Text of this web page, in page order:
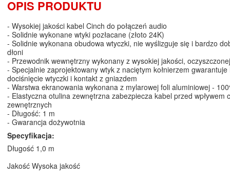
OPIS PRODUKTU
- Wysokiej jakości kabel Cinch do połączeń audio
- Solidnie wykonane wtyki pozłacane (złoto 24K)
- Solidnie wykonana obudowa wtyczki, nie wyślizguje się i bardzo
dłoni
- Przewodnik wewnętrzny wykonany z wysokiej jakości,
- Specjalnie zaprojektowany wtyk z naciętym kołnierzem gwarantuje
dociśnięcie wtyczki i kontakt z gniazdem
- Warstwa ekranowania wykonana z mylarowej foli aluminiowej -
- Elastyczna otulina zewnętrzna zabezpiecza kabel przed wpływem
zewnętrznych
- Długość: 1 m
- Gwarancja dożywotnia
Specyfikacja:
Długość 1,0 m
Jakość Wysoka jakość